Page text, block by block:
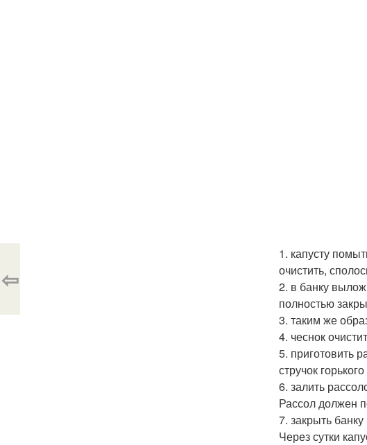
1. капусту
очистить,
2. в банку
полностью
3. таким же
4. чеснок
5. приготовить
стручок
6. залить
Рассол должен
7. закрыть
Через сутки
⇦